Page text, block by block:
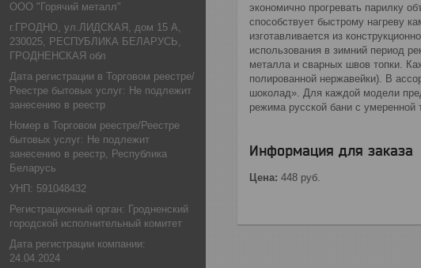
ООО "Горячий металл"
г.ГРОДНО, ул.ЛИДСКАЯ, дом 15 А,
230025, РЕСПУБЛИКА БЕЛАРУСЬ,
ГРОДНЕНСКАЯ обл
Дата регистрации в Торговом реестре/
Реестре бытовых услуг: Не подлежит
занесению в реестр
Номер в Торговом реестре/Реестре
бытовых услуг: Не подлежит
занесению в реестр, Республика
Беларусь
УНП: 591048432
Регистрационный орган: Гродненский
городской исполнительный комитет
Дата регистрации компании:
24.04.2024
экономично прогревать парилку
способствует быстрому нагреву
изготавливается из
использования в зимний период
металла и сварных швов топки.
полированной нержавейки). В
шоколад». Для каждой модели
режима русской бани с
Информация для заказа
Цена: 448 руб.